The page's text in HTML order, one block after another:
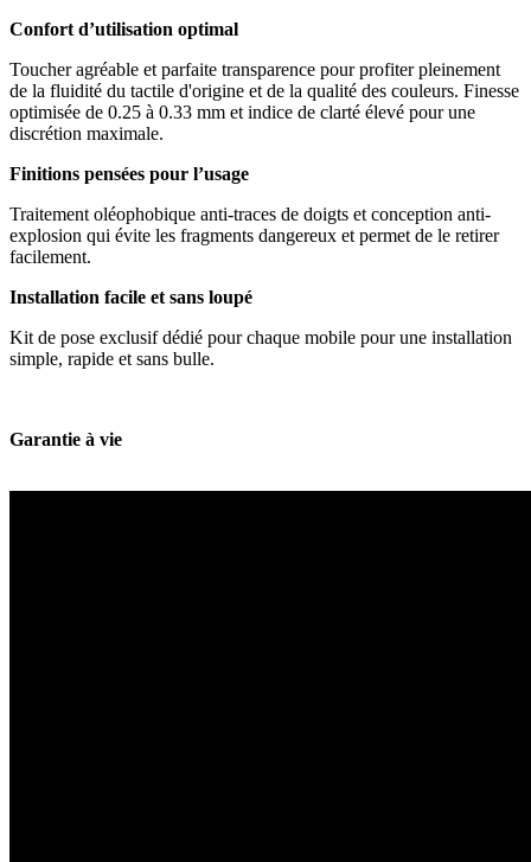
Confort d’utilisation optimal
Toucher agréable et parfaite transparence pour profiter pleinement
de la fluidité du tactile d'origine et de la qualité des couleurs. Finesse
optimisée de 0.25 à 0.33 mm et indice de clarté élevé pour une
discrétion maximale.
Finitions pensées pour l’usage
Traitement oléophobique anti-traces de doigts et conception anti-
explosion qui évite les fragments dangereux et permet de le retirer
facilement.
Installation facile et sans loupé
Kit de pose exclusif dédié pour chaque mobile pour une installation
simple, rapide et sans bulle.
Garantie à vie